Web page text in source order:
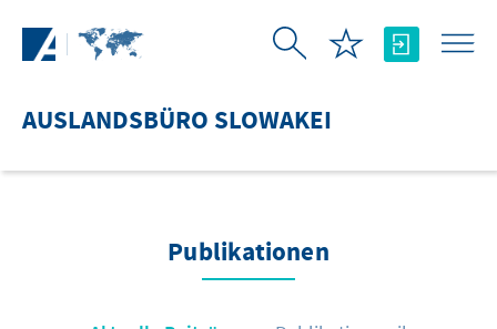
AUSLANDSBÜRO SLOWAKEI
Publikationen